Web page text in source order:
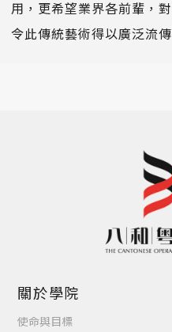
用，更希望業界各前輩，
令此傳統藝術得以廣泛流傳
關於學院
使命與目標